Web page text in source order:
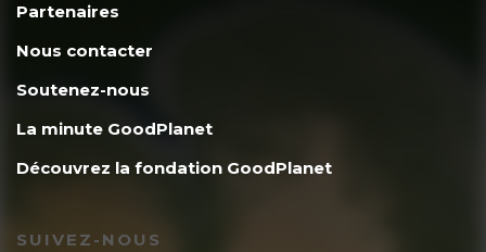
Partenaires
Nous contacter
Soutenez-nous
La minute GoodPlanet
Découvrez la fondation GoodPlanet
SUIVEZ-NOUS